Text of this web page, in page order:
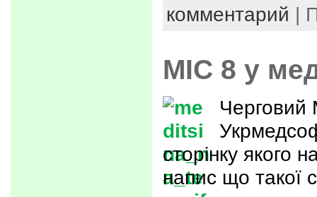
комментарий |
МІС 8 у
сторінку якого
напис що такої